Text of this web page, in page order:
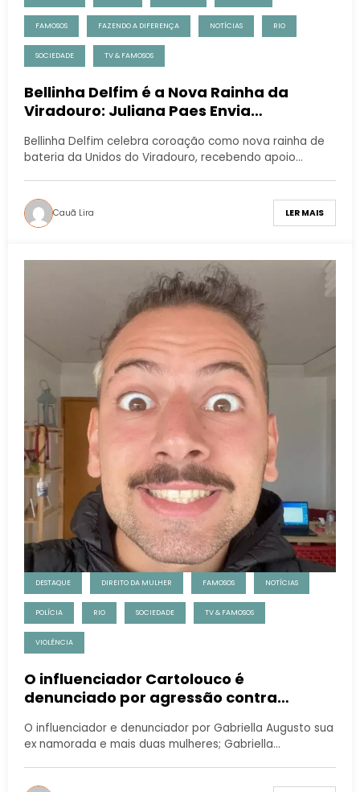
FAMOSOS FAZENDO A DIFERENÇA NOTÍCIAS RIO
SOCIEDADE TV & FAMOSOS
Bellinha Delfim é a Nova Rainha da
Viradouro: Juliana Paes Envia
Bellinha Delfim celebra coroação como nova rainha de
bateria da Unidos do Viradouro, recebendo apoio…
Cauã Lira LER MAIS
DESTAQUE DIREITO DA MULHER FAMOSOS NOTÍCIAS
POLÍCIA RIO SOCIEDADE TV & FAMOSOS
VIOLÊNCIA
O influenciador Cartolouco é
denunciado por agressão contra
O influenciador e denunciador por Gabriella Augusto sua
ex namorada e mais duas mulheres; Gabriella…